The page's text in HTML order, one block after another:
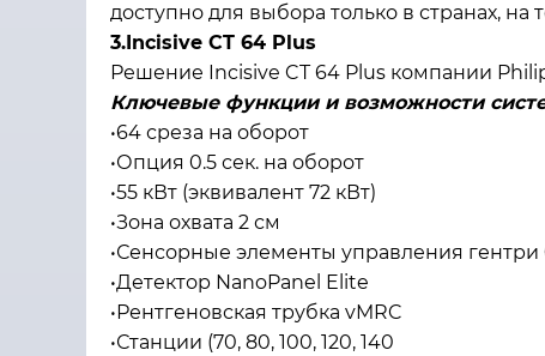
доступно для выбора только в странах, на
3.Incisive CT 64 Plus
Решение Incisive CT 64 Plus компании
Ключевые функции и возможности
•64 среза на оборот
•Опция 0.5 сек. на оборот
•55 кВт (эквивалент 72 кВт)
•Зона охвата 2 см
•Сенсорные элементы управления гентри
•Детектор NanoPanel Elite
•Рентгеновская трубка vMRC
•Станции (70, 80, 100, 120, 140